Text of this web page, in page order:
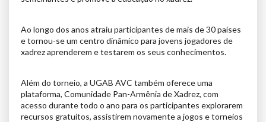
Ao longo dos anos atraiu participantes de mais de 30 países
e tornou-se um centro dinâmico para jovens jogadores de
xadrez aprenderem e testarem os seus conhecimentos.
Além do torneio, a UGAB AVC também oferece uma
plataforma, Comunidade Pan-Armênia de Xadrez, com
acesso durante todo o ano para os participantes explorarem
recursos gratuitos, assistirem novamente a jogos e torneios